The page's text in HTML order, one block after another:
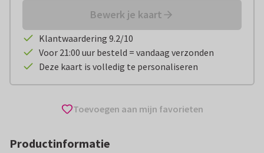
Bewerk je kaart
Klantwaardering 9.2/10
Voor 21:00 uur besteld = vandaag verzonden
Deze kaart is volledig te personaliseren
Toevoegen aan mijn favorieten
Productinformatie